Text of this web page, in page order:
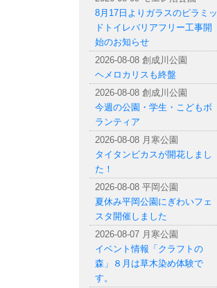
8月17日よりガラスのピラミッ
ドトイレバリアフリー工事開
始のお知らせ
2026-08-08 創成川公園
ヘメロカリスも終盤
2026-08-08 創成川公園
今週の公園・学生・こどもボ
ランティア
2026-08-08 月寒公園
タイタンビカスが開花しまし
た！
2026-08-08 平岡公園
夏休み平岡公園にぎわいフェ
スタ開催しました
2026-08-07 月寒公園
イベント情報「クラフトの
森」８月は草木染め体験で
す。